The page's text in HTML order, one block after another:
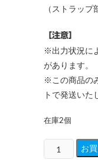
（ストラップ
［注意］
※出力状況に
があります。
※この商品の
トで発送いた
在庫2個
勝
お